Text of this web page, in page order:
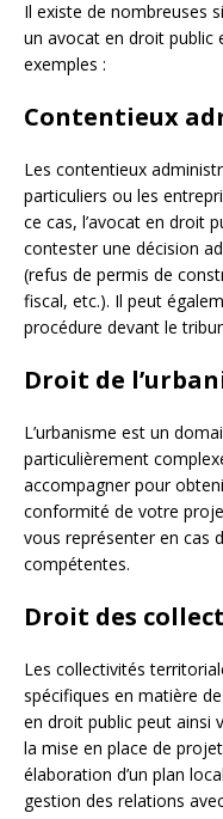
Il existe de nombreuses
un avocat en droit public
exemples :
Contentieux
Les contentieux
particuliers ou les
ce cas, l’avocat en droit
contester une décision
(refus de permis de
fiscal, etc.). Il peut
procédure devant le
Droit de
L’urbanisme est un
particulièrement
accompagner pour
conformité de votre
vous représenter en cas
compétentes.
Droit des
Les collectivités
spécifiques en matière
en droit public peut ainsi
la mise en place de
élaboration d’un plan
gestion des relations